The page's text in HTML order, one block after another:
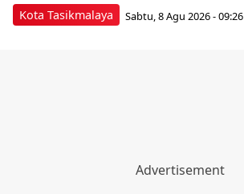
Kota Tasikmalaya Sabtu, 8 Agu 2026 - 09:26